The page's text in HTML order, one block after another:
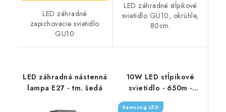
LED záhradné
zapichovacie svietidlo
GU10
LED záhradné stĺpikové
svietidlo GU10, okrúhle,
80cm.
LED záhradná nástenná
lampa E27 - tm. šedá
10W LED stĺpikové
svietidlo - 650m -
čierne
Samsung LED